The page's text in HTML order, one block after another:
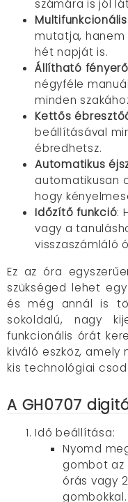
számára is jól
mutatja,
hét napját is.
Állítható
négyféle
minden
Kettős
beállításával
ébredhetsz.
Automatikus
automatikusan
hogy
Időzítő funkció:
vagy a
visszaszámláló
Ez az óra
szükséged lehet
és még annál is
sokoldalú, nagy
funkcionális órát
kiváló eszköz,
kis technológiai
A GH0707
Idő beállítása:
Nyomd
gombot az
órás vagy
gombokkal.